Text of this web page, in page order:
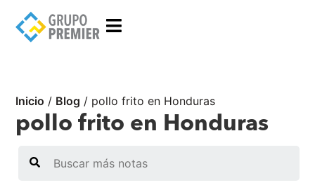
Inicio / Blog / pollo frito en Honduras
pollo frito en Honduras